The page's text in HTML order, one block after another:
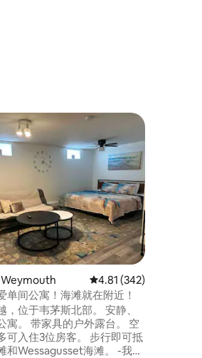
），共 194 条评价
Weymouth 平均评分 4.81 分（满
4.81 (342)
单间公寓！海滩就在附近！
，位于韦茅斯北部。 安静、
寓。 带家具的户外露台。 空
3位房客。 步行即可抵
Wessagusset海滩。 -我们